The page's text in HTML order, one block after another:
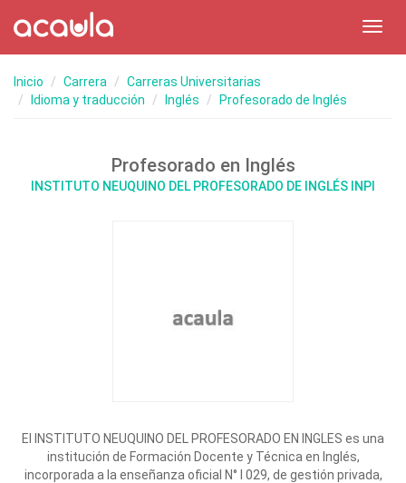
Inicio Carrera
Carreras Universitarias
Idioma y traducción
Inglés Profesorado de Inglés
Profesorado en Inglés
INSTITUTO NEUQUINO DEL PROFESORADO DE INGLÉS INPI
El INSTITUTO NEUQUINO DEL PROFESORADO EN INGLES es una
institución de Formación Docente y Técnica en Inglés,
incorporada a la enseñanza oficial N° I 029, de gestión privada,